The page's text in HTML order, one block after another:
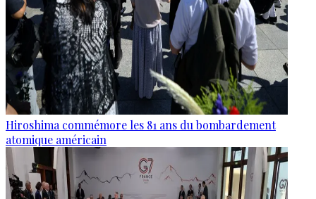
Hiroshima commémore les 81 ans du bombardement
atomique américain